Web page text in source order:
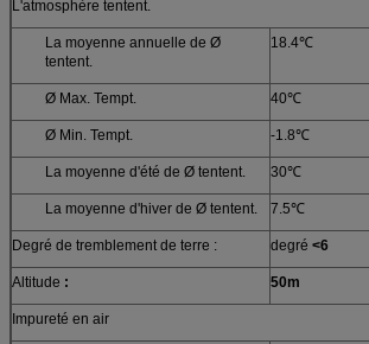
L'atmosphère tentent.
La moyenne annuelle de Ø
tentent.
18.4℃
Ø Max. Tempt. 40℃
Ø Min. Tempt. -1.8℃
La moyenne d'été de Ø tentent. 30℃
La moyenne d'hiver de Ø tentent. 7.5℃
Degré de tremblement de terre : degré <6
Altitude : 50m
Impureté en air